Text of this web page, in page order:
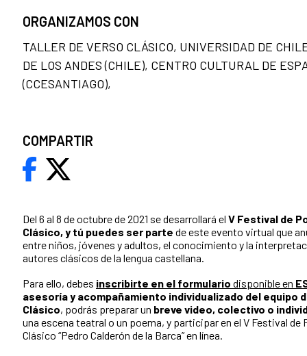
Del 6 al 8 de octubre de 2021 se desarrollará el V Festival de
Clásico, y tú puedes ser parte de este evento virtual que
entre niños, jóvenes y adultos, el conocimiento y la
autores clásicos de la lengua castellana.
Para ello, debes inscribirte en el formulario disponible en
asesoría y acompañamiento individualizado del equipo
Clásico, podrás preparar un breve video, colectivo o
una escena teatral o un poema, y participar en el V Festival de
Clásico “Pedro Calderón de la Barca” en línea.
ORGANIZAMOS CON
TALLER DE VERSO CLÁSICO, UNIVERSIDAD DE
DE LOS ANDES (CHILE), CENTRO CULTURAL DE
(CCESANTIAGO),
COMPARTIR